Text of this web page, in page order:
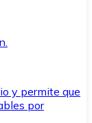
y permite que
por